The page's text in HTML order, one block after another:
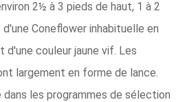
2½ à 3 pieds de haut, 1 à 2
Coneflower inhabituelle en
d'une couleur jaune vif. Les
largement en forme de lance.
les programmes de sélection